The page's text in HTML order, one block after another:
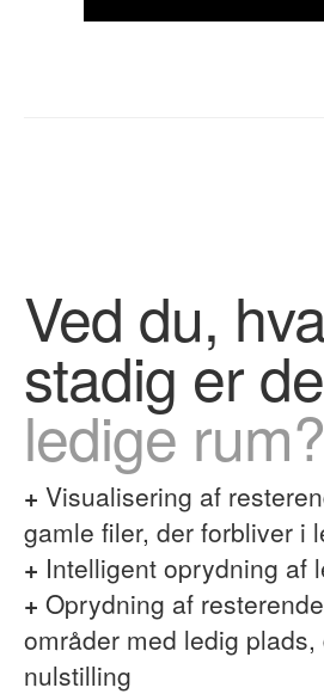
Ved du,
stadig er
ledige rum?
+ Visualisering af
gamle filer, der forbliver i
+ Intelligent oprydning af
+ Oprydning af
områder med ledig
nulstilling